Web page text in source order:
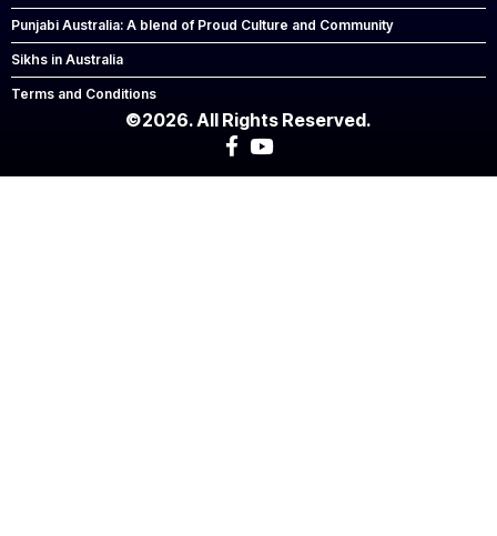
Punjabi Australia: A blend of Proud Culture and Community
Sikhs in Australia
Terms and Conditions
©2026. All Rights Reserved.